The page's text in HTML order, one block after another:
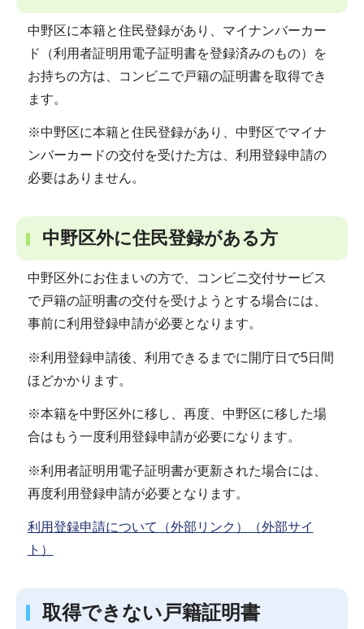
中野区に本籍と住民登録があり、マイナンバーカー
ド（利用者証明用電子証明書を登録済みのもの）を
お持ちの方は、コンビニで戸籍の証明書を取得でき
ます。
※中野区に本籍と住民登録があり、中野区でマイナ
ンバーカードの交付を受けた方は、利用登録申請の
必要はありません。
中野区外に住民登録がある方
中野区外にお住まいの方で、コンビニ交付サービス
で戸籍の証明書の交付を受けようとする場合には、
事前に利用登録申請が必要となります。
※利用登録申請後、利用できるまでに開庁日で5日間
ほどかかります。
※本籍を中野区外に移し、再度、中野区に移した場
合はもう一度利用登録申請が必要になります。
※利用者証明用電子証明書が更新された場合には、
再度利用登録申請が必要となります。
利用登録申請について（外部リンク）（外部サイ
ト）
取得できない戸籍証明書